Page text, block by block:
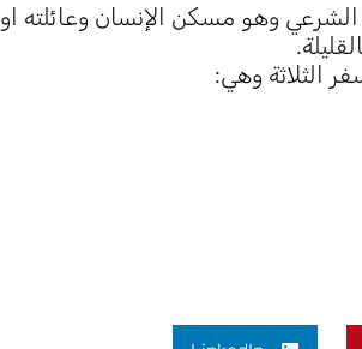
وهو مسكن الإنسان وعائلته او
الثلاثة وهي: